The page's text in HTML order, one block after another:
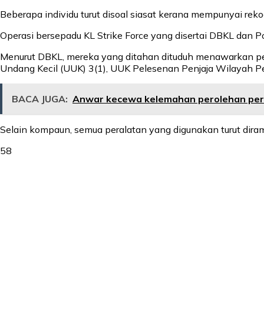
Beberapa individu turut disoal siasat kerana mempunyai
Operasi bersepadu KL Strike Force yang disertai DBKL dan
Menurut DBKL, mereka yang ditahan dituduh
Undang Kecil (UUK) 3(1), UUK Pelesenan Penjaja Wilayah
BACA JUGA: Anwar kecewa kelemahan perolehan
Selain kompaun, semua peralatan yang digunakan turut
58